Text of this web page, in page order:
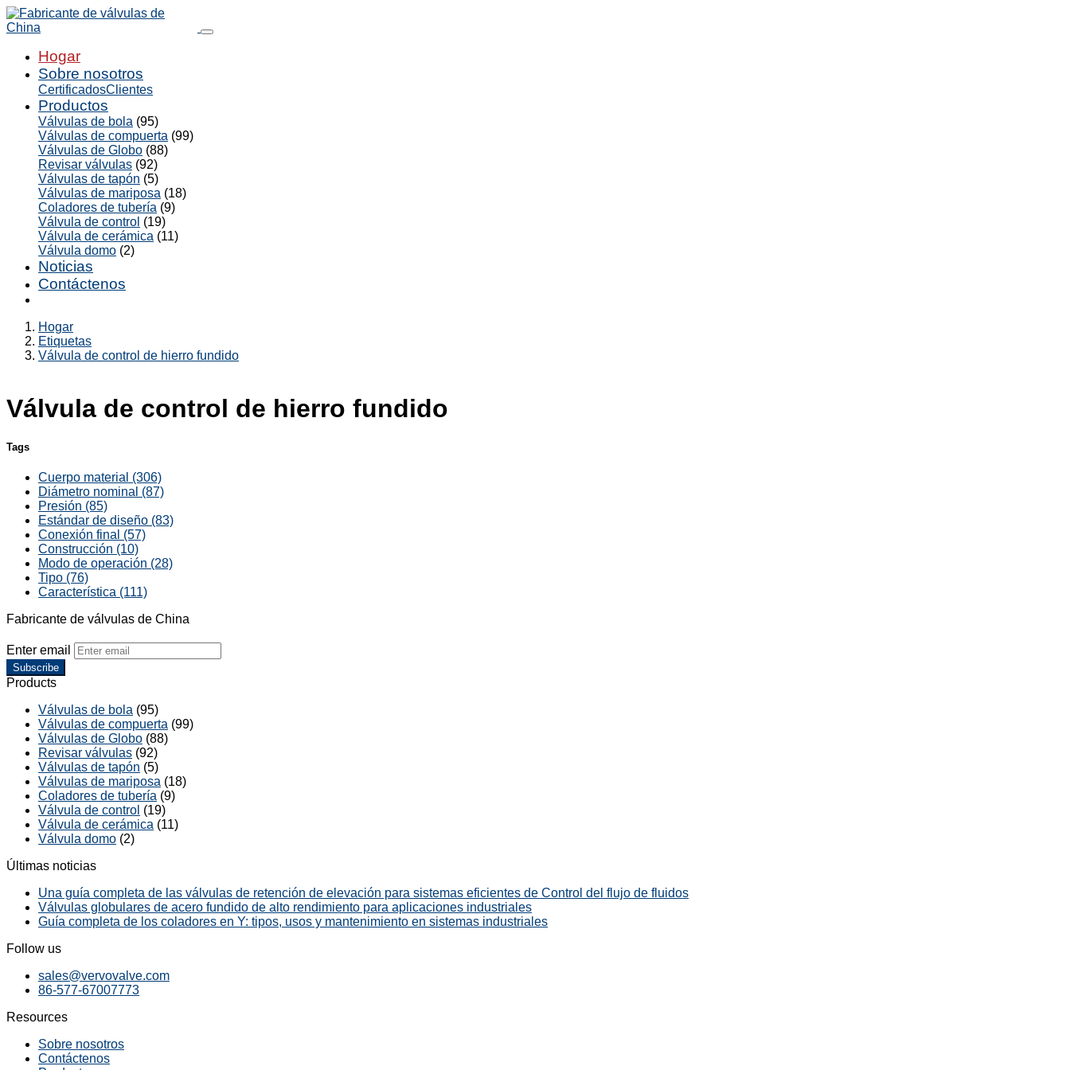
Hogar
Sobre nosotros
CertificadosClientes
Productos
Válvulas de bola (95)
Válvulas de compuerta (99)
Válvulas de Globo (88)
Revisar válvulas (92)
Válvulas de tapón (5)
Válvulas de mariposa (18)
Coladores de tubería (9)
Válvula de control (19)
Válvula de cerámica (11)
Válvula domo (2)
Noticias
Contáctenos
Hogar
Etiquetas
Válvula de control de hierro fundido
Válvula de control de hierro fundido
Tags
Cuerpo material (306)
Diámetro nominal (87)
Presión (85)
Estándar de diseño (83)
Conexión final (57)
Construcción (10)
Modo de operación (28)
Tipo (76)
Característica (111)
Fabricante de válvulas de China
Enter email
Subscribe
Products
Válvulas de bola (95)
Válvulas de compuerta (99)
Válvulas de Globo (88)
Revisar válvulas (92)
Válvulas de tapón (5)
Válvulas de mariposa (18)
Coladores de tubería (9)
Válvula de control (19)
Válvula de cerámica (11)
Válvula domo (2)
Últimas noticias
Una guía completa de las válvulas de retención de elevación para sistemas eficientes de Control del flujo de fluidos
Válvulas globulares de acero fundido de alto rendimiento para aplicaciones industriales
Guía completa de los coladores en Y: tipos, usos y mantenimiento en sistemas industriales
Follow us
sales@vervovalve.com
86-577-67007773
Resources
Sobre nosotros
Contáctenos